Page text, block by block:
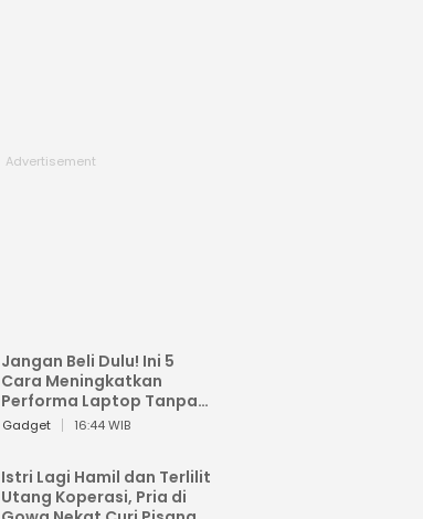
Jangan Beli Dulu! Ini 5
Cara Meningkatkan
Performa Laptop Tanpa
Harus Beli Baru
Gadget 16:44 WIB
Istri Lagi Hamil dan Terlilit
Utang Koperasi, Pria di